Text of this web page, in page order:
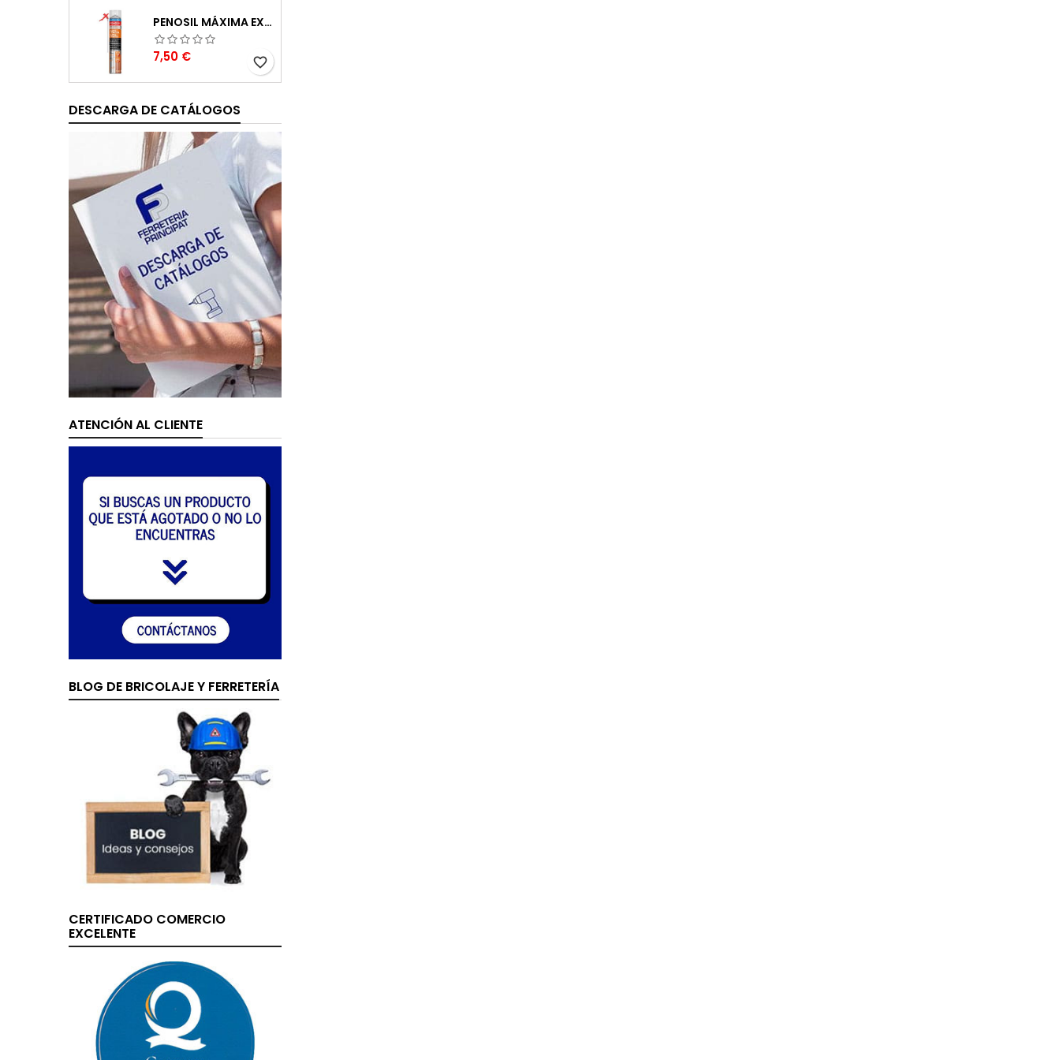
PENOSIL MÁXIMA EXPANSIÓN ESPUMA DE POLIURETANO 750ML
Precio
7,50 € favorite_border
DESCARGA DE CATÁLOGOS
ATENCIÓN AL CLIENTE
BLOG DE BRICOLAJE Y FERRETERÍA
CERTIFICADO COMERCIO
EXCELENTE